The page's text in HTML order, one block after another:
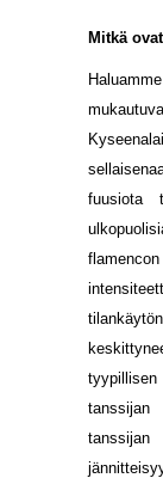
Mitkä
fuusiota